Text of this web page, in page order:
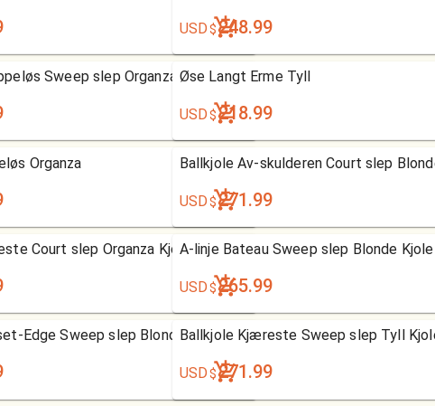
USD$248.99
Sweep slep Organza Brudekjole
Øse Langt Erme Tyll
USD$218.99
Organza Ballkjole Av-skulderen Court slep
USD$271.99
Court slep Organza KjoleA-linje Bateau Sweep slep Blonde Kjole
USD$265.99
Edge Sweep slep Blonde KjoleBallkjole Kjæreste Sweep slep Tyll
USD$271.99